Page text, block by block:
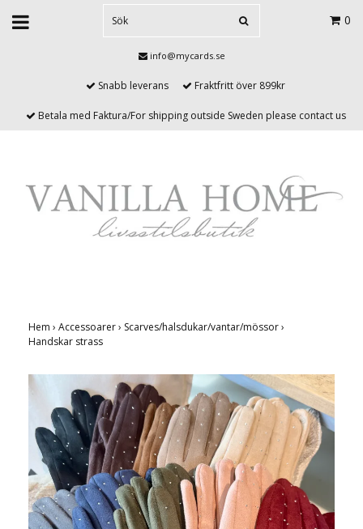
0
info@mycards.se
Snabb leverans Fraktfritt över 899kr
Betala med Faktura/For shipping outside Sweden please contact us
Hem › Accessoarer› Scarves/halsdukar/vantar/mössor›
Handskar strass